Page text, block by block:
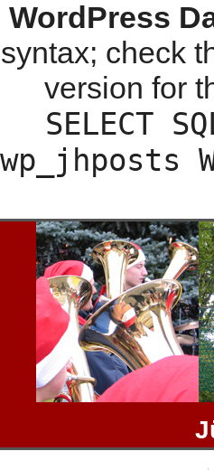
WordPress
syntax; check
version for
SELECT
wp_jhposts